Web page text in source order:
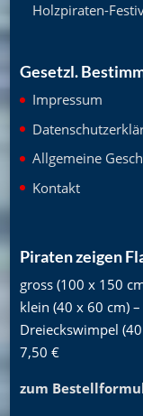
Holzpiraten-
Gesetzl.
Impressum
Allgemeine
Kontakt
Piraten zeigen
gross (100 x 150
klein (40 x 60 cm)
Dreieckswimpel
7,50 €
zum